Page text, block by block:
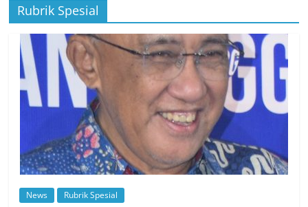
Rubrik Spesial
News Rubrik Spesial